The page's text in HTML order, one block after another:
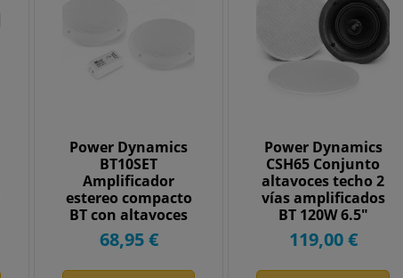
Power Dynamics
BT10SET
Amplificador
estereo compacto
BT con altavoces
de techo 5" 952506
68,95 €
Power Dynamics
CSH65 Conjunto
altavoces techo 2
vías amplificados
BT 120W 6.5"
952582
119,00 €